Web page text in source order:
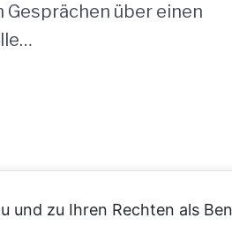
Gesprächen über einen
und zu Ihren Rechten als